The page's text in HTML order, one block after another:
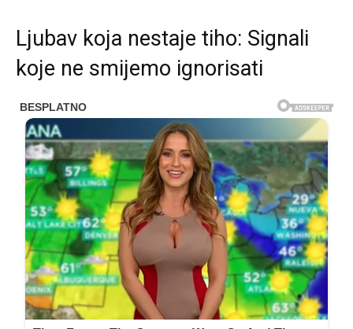
Ljubav koja nestaje tiho: Signali
koje ne smijemo ignorisati